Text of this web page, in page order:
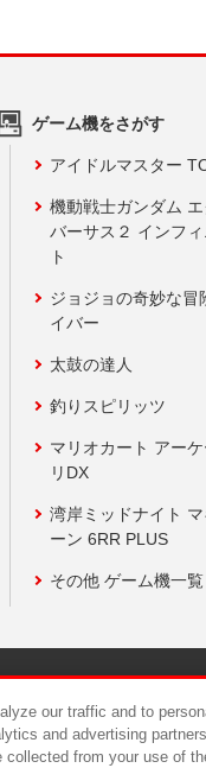
ゲーム機をさがす
アイドルマスター
機動戦士ガンダム
バーサス２ インフ
ト
ジョジョの奇妙な冒
イバー
太鼓の達人
釣りスピリッツ
マリオカート アー
リDX
湾岸ミッドナイト マ
ーン 6RR PLUS
その他 ゲーム機一覧
品のご提供について
our traffic and to
and advertising
from your use of